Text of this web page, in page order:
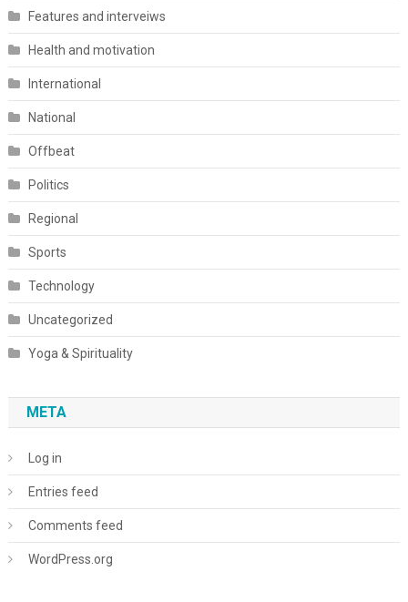
Features and interveiws
Health and motivation
International
National
Offbeat
Politics
Regional
Sports
Technology
Uncategorized
Yoga & Spirituality
META
Log in
Entries feed
Comments feed
WordPress.org